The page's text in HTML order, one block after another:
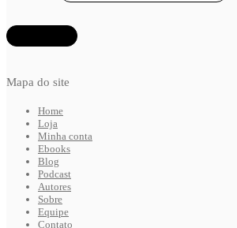
Mapa do site
Home
Loja
Minha conta
Ebooks
Blog
Podcast
Autores
Sobre
Equipe
Contato